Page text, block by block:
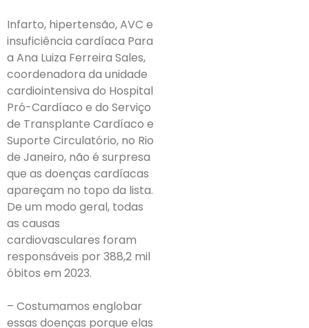
Infarto, hipertensão, AVC e
insuficiência cardíaca Para
a Ana Luiza Ferreira Sales,
coordenadora da unidade
cardiointensiva do Hospital
Pró-Cardíaco e do Serviço
de Transplante Cardíaco e
Suporte Circulatório, no Rio
de Janeiro, não é surpresa
que as doenças cardíacas
apareçam no topo da lista.
De um modo geral, todas
as causas
cardiovasculares foram
responsáveis por 388,2 mil
óbitos em 2023.
– Costumamos englobar
essas doenças porque elas